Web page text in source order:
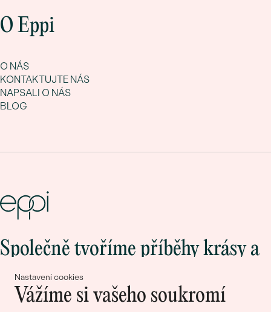
Nastavení cookies
Vážíme si vašeho soukromí
O Eppi
O NÁS
KONTAKTUJTE NÁS
NAPSALI O NÁS
BLOG
Společně tvoříme příběhy krásy a
lásky
Připojte se k nám!